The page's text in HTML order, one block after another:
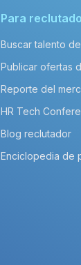
Para
Buscar talento
Publicar ofertas
Reporte del
HR Tech
Blog reclutador
Enciclopedia de